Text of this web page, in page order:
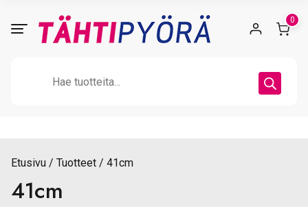
0
Etusivu Tuotteet 41cm
41cm